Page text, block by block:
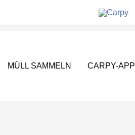
MÜLL SAMMELN CARPY-APP